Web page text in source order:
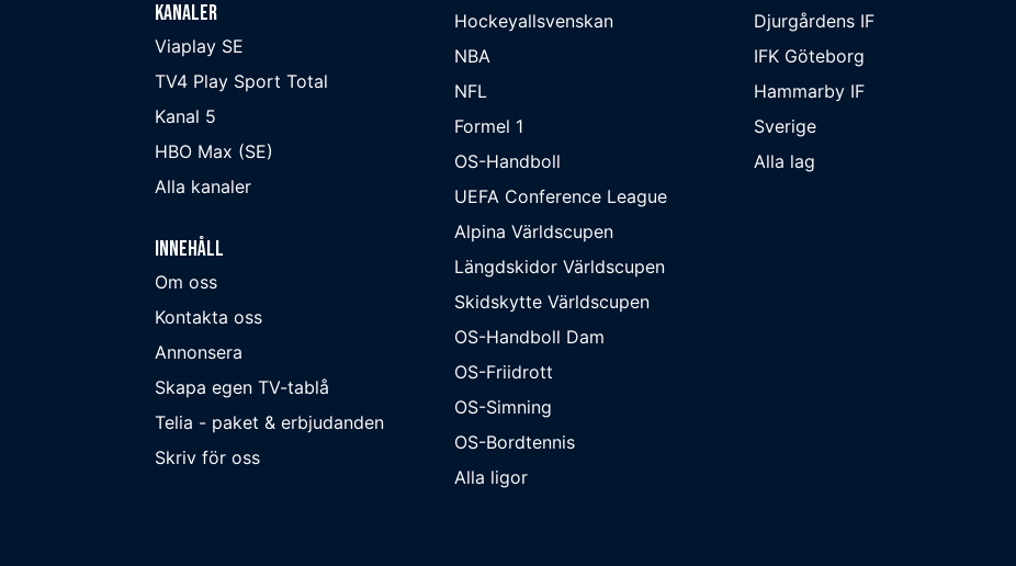
Kanaler
Viaplay SE
TV4 Play Sport Total
Kanal 5
HBO Max (SE)
Alla kanaler
Innehåll
Om oss
Kontakta oss
Annonsera
Skapa egen TV-tablå
Telia - paket & erbjudanden
Skriv för oss
Hockeyallsvenskan
NBA
NFL
Formel 1
OS-Handboll
UEFA Conference League
Alpina Världscupen
Längdskidor Världscupen
Skidskytte Världscupen
OS-Handboll Dam
OS-Friidrott
OS-Simning
OS-Bordtennis
Alla ligor
Djurgårdens IF
IFK Göteborg
Hammarby IF
Sverige
Alla lag